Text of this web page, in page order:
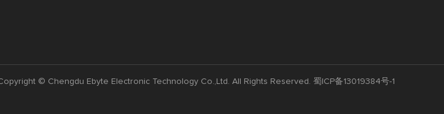
© Chengdu Ebyte Electronic Technology Co.,Ltd. All Rights Reserved. 蜀ICP备13019384号-1